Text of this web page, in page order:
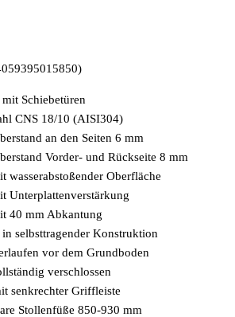
Schiebetüren
CNS 18/10 (AISI304)
an den Seiten 6 mm
Vorder- und Rückseite 8 mm
wasserabstoßender Oberfläche
Unterplattenverstärkung
40 mm Abkantung
selbsttragender Konstruktion
vor dem Grundboden
verschlossen
senkrechter Griffleiste
Stollenfüße 850-930 mm